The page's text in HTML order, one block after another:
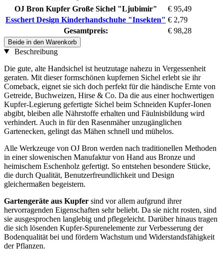
OJ Bron Kupfer Große Sichel "Ljubimir"
€ 95,49
Esschert Design Kinderhandschuhe "Insekten" € 2,79
Gesamtpreis:
€ 98,28
Beide in den Warenkorb
Beschreibung
Die gute, alte Handsichel ist heutzutage nahezu in Vergessenheit
geraten. Mit dieser formschönen kupfernen Sichel erlebt sie ihr
Comeback, eignet sie sich doch perfekt für die händische Ernte von
Getreide, Buchweizen, Hirse & Co. Da die aus einer hochwertigen
Kupfer-Legierung gefertigte Sichel beim Schneiden Kupfer-Ionen
abgibt, bleiben alle Nährstoffe erhalten und Fäulnisbildung wird
verhindert. Auch in für den Rasenmäher unzugänglichen
Gartenecken, gelingt das Mähen schnell und mühelos.
Alle Werkzeuge von OJ Bron werden nach traditionellen Methoden
in einer slowenischen Manufaktur von Hand aus Bronze und
heimischem Eschenholz gefertigt. So entstehen besondere Stücke,
die durch Qualität, Benutzerfreundlichkeit und Design
gleichermaßen begeistern.
Gartengeräte aus Kupfer sind vor allem aufgrund ihrer
hervorragenden Eigenschaften sehr beliebt. Da sie nicht rosten, sind
sie ausgesprochen langlebig und pflegeleicht. Darüber hinaus tragen
die sich lösenden Kupfer-Spurenelemente zur Verbesserung der
Bodenqualität bei und fördern Wachstum und Widerstandsfähigkeit
der Pflanzen.